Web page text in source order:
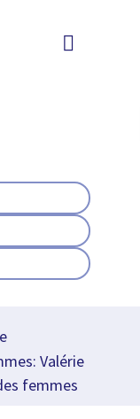
Valérie
femmes